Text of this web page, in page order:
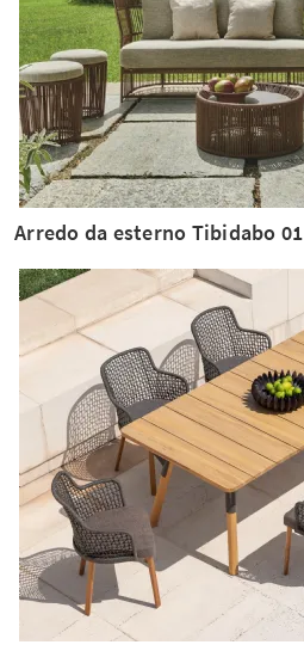
Arredo da esterno Tibidabo 01